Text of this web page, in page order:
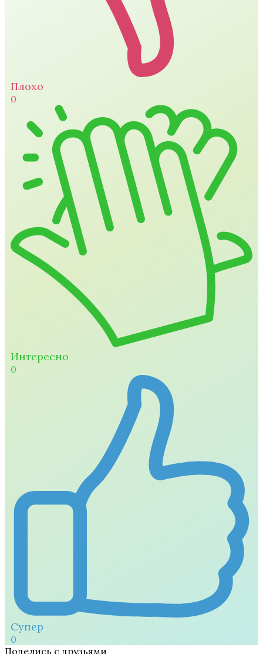
Плохо
0
Интересно
0
Супер
0
Поделись с друзьями